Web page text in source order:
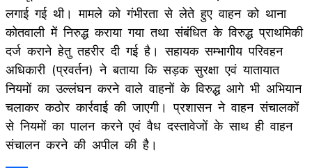
लगाई गई थी। मामले को गंभीरता से लेते हुए वाहन को थाना
कोतवाली में निरुद्ध कराया गया तथा संबंधित के विरुद्ध प्राथमिकी
दर्ज कराने हेतु तहरीर दी गई है। सहायक सम्भागीय परिवहन
अधिकारी (प्रवर्तन) ने बताया कि सड़क सुरक्षा एवं यातायात
नियमों का उल्लंघन करने वाले वाहनों के विरुद्ध आगे भी अभियान
चलाकर कठोर कार्रवाई की जाएगी। प्रशासन ने वाहन संचालकों
से नियमों का पालन करने एवं वैध दस्तावेजों के साथ ही वाहन
संचालन करने की अपील की है।